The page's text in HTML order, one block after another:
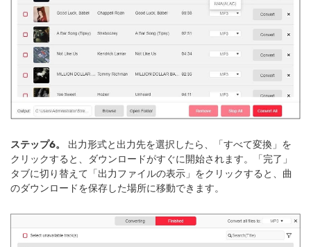
ステップ6。
出力形式と出力先を選択したら、「すべて変換」を
クリックすると、ダウンロードがすぐに開始されます。「完了」
タブに切り替えて「出力ファイルの表示」をクリックすると、曲
のダウンロードを保存した場所に移動できます。